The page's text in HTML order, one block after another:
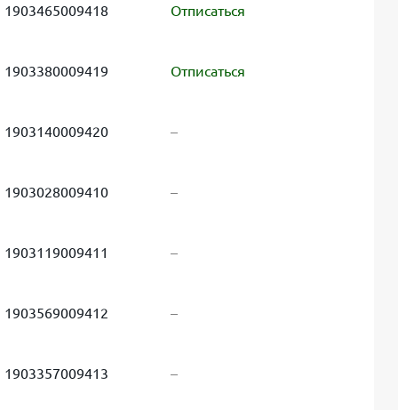
1903465009418 Отписаться
1903380009419 Отписаться
1903140009420 –
1903028009410 –
1903119009411 –
1903569009412 –
1903357009413 –